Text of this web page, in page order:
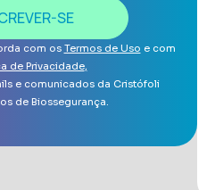
SE
com os Termos de Uso e com
de Privacidade,
e comunicados da Cristófoli
de Biossegurança.